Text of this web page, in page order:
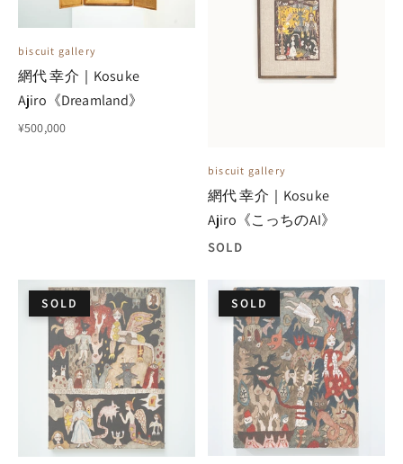
biscuit gallery
網代 幸介｜Kosuke
Ajiro《Dreamland》
¥500,000
biscuit gallery
網代 幸介｜Kosuke
Ajiro《こっちのAI》
SOLD
SOLD SOLD